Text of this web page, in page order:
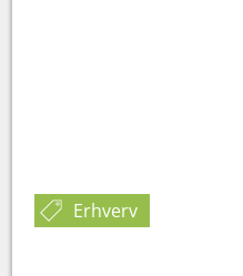
Erhverv